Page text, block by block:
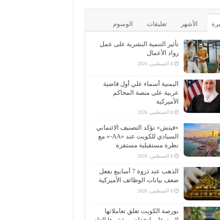
الأشهر تعليقات الوسوم
تأثير التنمية البشرية على عمل
رواد الأعمال
8 أغسطس، 2026
اليمنية أسماء علي أول قاضية
عربية على منصة المحاكم
الأميركية
8 أغسطس، 2026
«فيتش» تؤكد التصنيف الائتماني
السيادي للكويت عند «AA-» مع
نظرة مستقبلية مستقرة
8 أغسطس، 2026
الذهب عند ذروة 7 أسابيع بفعل
ضعف بيانات الوظائف الأميركية
8 أغسطس، 2026
بورصة الكويت تغلق تعاملاتها